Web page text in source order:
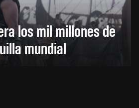
los mil millones de
mundial